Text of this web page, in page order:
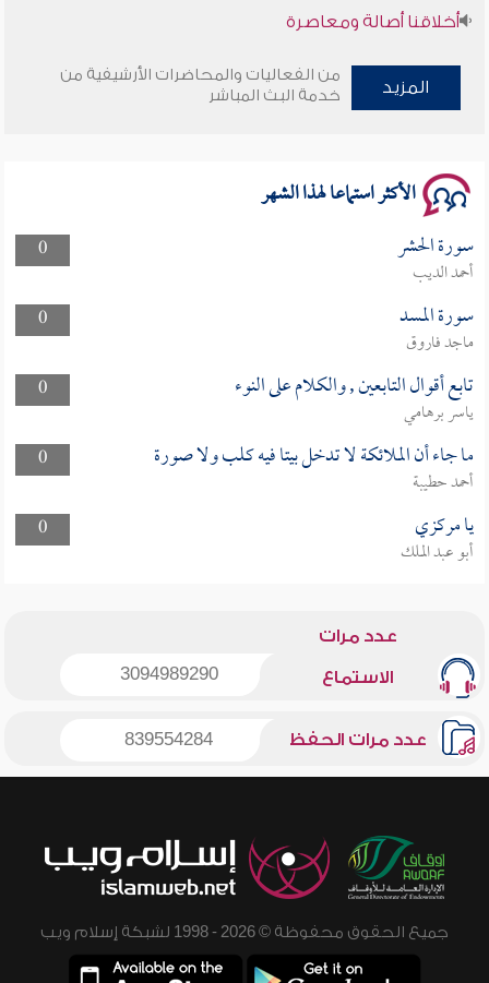
أخلاقنا أصالة ومعاصرة
وأمنهم من خوف 9
المزيد
من الفعاليات والمحاضرات الأرشيفية من
خدمة البث المباشر
الأكثر استماعا لهذا الشهر
0 سورة الحشر
أحمد الديب
0
سورة المسد
ماجد فاروق
0
تابع أقوال التابعين , والكلام على النوء
ياسر برهامي
0
ما جاء أن الملائكة لا تدخل بيتا فيه كلب ولا صورة
أحمد حطيبة
0
يا مركزي
أبو عبد الملك
عدد مرات
الاستماع 3094989290
عدد مرات الحفظ 839554284
جميع الحقوق محفوظة © 2026 - 1998 لشبكة إسلام ويب